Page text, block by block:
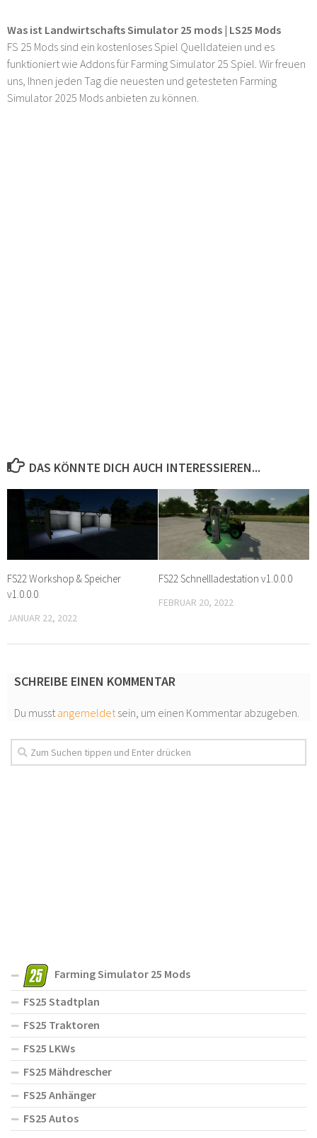
Was ist Landwirtschafts Simulator 25 mods | LS25 Mods
FS 25 Mods sind ein kostenloses Spiel Quelldateien und es
funktioniert wie Addons für Farming Simulator 25 Spiel. Wir freuen
uns, Ihnen jeden Tag die neuesten und getesteten Farming
Simulator 2025 Mods anbieten zu können.
DAS KÖNNTE DICH AUCH INTERESSIEREN...
FS22 Workshop & Speicher
v1.0.0.0
JANUAR 22, 2022
FS22 Schnellladestation v1.0.0.0
FEBRUAR 20, 2022
SCHREIBE EINEN KOMMENTAR
Du musstangemeldetsein, um einen Kommentar abzugeben.
Farming Simulator 25 Mods
FS25 Stadtplan
FS25 Traktoren
FS25 LKWs
FS25 Mähdrescher
FS25 Anhänger
FS25 Autos